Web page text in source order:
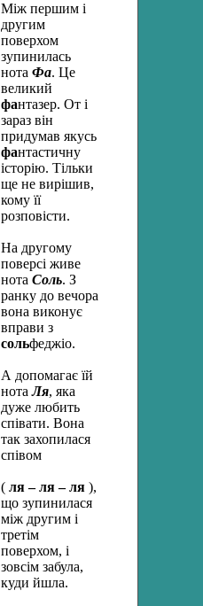
Між першим і
другим
поверхом
зупинилась
нота Фа. Це
великий
фантазер. От і
зараз він
придумав якусь
фантастичну
історію. Тільки
ще не вирішив,
кому її
розповісти.
На другому
поверсі живе
нота Соль. З
ранку до вечора
вона виконує
вправи з
сольфеджіо.
А допомагає їй
нотаЛя, яка
дуже любить
співати. Вона
так захопилася
співом
( ля – ля – ля ),
що зупинилася
між другим і
третім
поверхом, і
зовсім забула,
куди йшла.